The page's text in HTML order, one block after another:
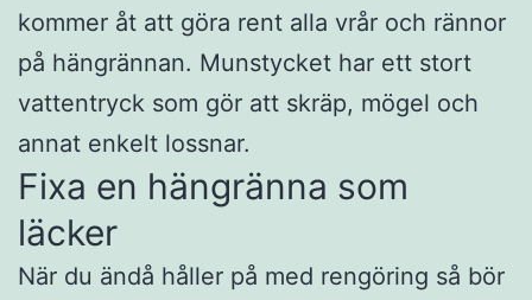
kommer åt att göra rent alla vrår och rännor
på hängrännan. Munstycket har ett stort
vattentryck som gör att skräp, mögel och
annat enkelt lossnar.
Fixa en hängränna som
läcker
När du ändå håller på med rengöring så bör